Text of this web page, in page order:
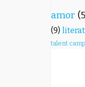
amor
(9)
talent